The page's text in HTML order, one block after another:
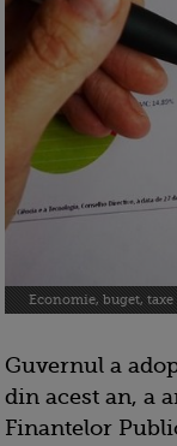
Economie, buget, taxe
Guvernul a
din acest an, a
Finantelor